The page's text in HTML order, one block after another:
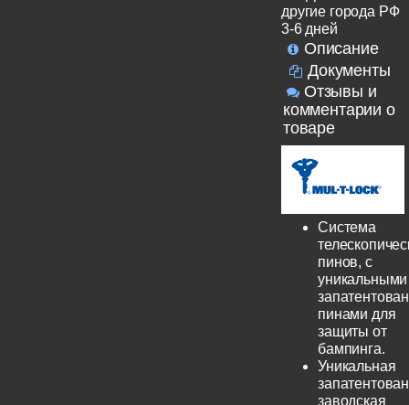
другие города РФ
3-6 дней
Описание
Документы
Отзывы и
комментарии о
товаре
Система
пинов, с
уникальными
пинами для
защиты от
бампинга.
Уникальная
заводская